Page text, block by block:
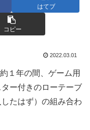
はてブ
コピー
2022.03.01
１年の間、ゲーム用
ー付きのローテーブ
たはず）の組み合わ